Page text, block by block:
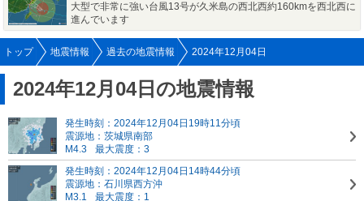
大型で非常に強い台風13号が久米島の西北西約160kmを西北西に
進んでいます
トップ 地震情報 過去の地震情報 2024年12月04日
2024年12月04日の地震情報
発生時刻：2024年12月04日19時11分頃
震源地：茨城県南部
M4.3
最大震度：3
発生時刻：2024年12月04日14時44分頃
震源地：石川県西方沖
M3.1
最大震度：1